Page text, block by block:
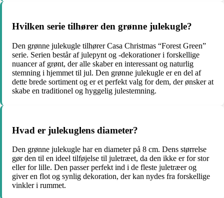
Hvilken serie tilhører den grønne julekugle?
Den grønne julekugle tilhører Casa Christmas “Forest Green”
serie. Serien består af julepynt og -dekorationer i forskellige
nuancer af grønt, der alle skaber en interessant og naturlig
stemning i hjemmet til jul. Den grønne julekugle er en del af
dette brede sortiment og er et perfekt valg for dem, der ønsker at
skabe en traditionel og hyggelig julestemning.
Hvad er julekuglens diameter?
Den grønne julekugle har en diameter på 8 cm. Dens størrelse
gør den til en ideel tilføjelse til juletræet, da den ikke er for stor
eller for lille. Den passer perfekt ind i de fleste juletræer og
giver en flot og synlig dekoration, der kan nydes fra forskellige
vinkler i rummet.